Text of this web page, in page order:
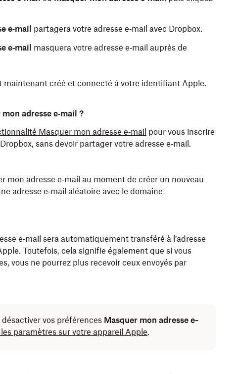
e‑mail partagera votre adresse e‑mail avec Dropbox.
e‑mail masquera votre adresse e‑mail auprès de
maintenant créé et connecté à votre identifiant Apple.
e-mailouMasquer mon adresse e-mail, puis appuyez
e‑mail partagera votre adresse e‑mail avec Dropbox.
e‑mailmasquera votre adresse e‑mail auprès de
pendant la procédure d’inscription, finalisez-la en
adresse e‑mail ?
Masquer mon adresse e‑mail pour vous inscrire
sans devoir partager votre adresse e‑mail.
mon adresse e‑mail au moment de créer un nouveau
adresse e‑mail aléatoire avec le domaine
e‑mail sera automatiquement transféré à l’adresse
Toutefois, cela signifie également que si vous
vous ne pourrez plus recevoir ceux envoyés par
vos préférences Masquer mon adresse e-
paramètres sur votre appareil Apple.